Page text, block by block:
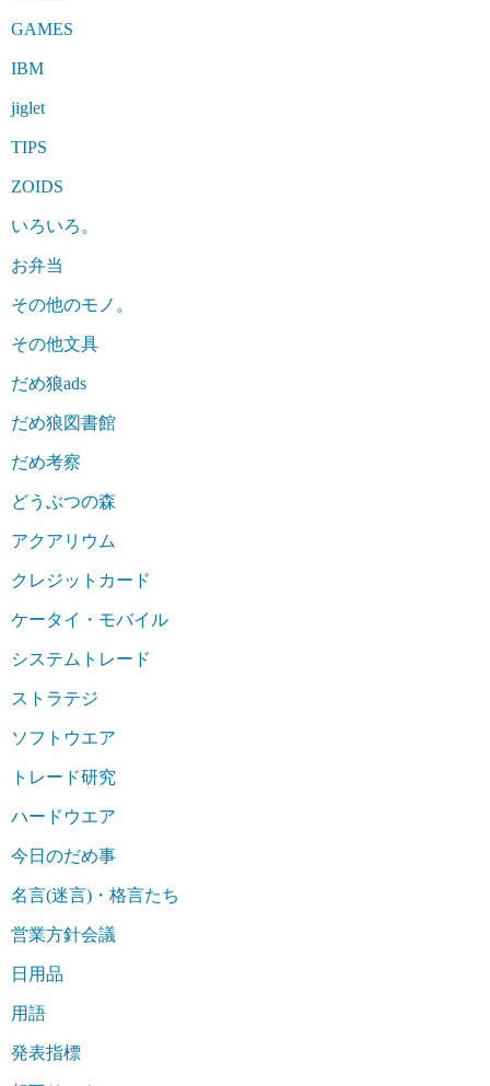
GAMES
IBM
jiglet
TIPS
ZOIDS
いろいろ。
お弁当
その他のモノ。
その他文具
だめ狼ads
だめ狼図書館
だめ考察
どうぶつの森
アクアリウム
クレジットカード
ケータイ・モバイル
システムトレード
ストラテジ
ソフトウエア
トレード研究
ハードウエア
今日のだめ事
名言(迷言)・格言たち
営業方針会議
日用品
用語
発表指標